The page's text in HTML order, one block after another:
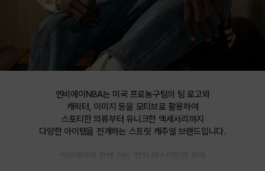
엔비에이NBA는 미국 프로농구팀의 팀 로고와
캐릭터, 이미지 등을 모티브로 활용하여
스포티한 의류부터 유니크한 액세서리까지
다양한 아이템을 전개하는 스트릿 캐주얼 브랜드입니다.